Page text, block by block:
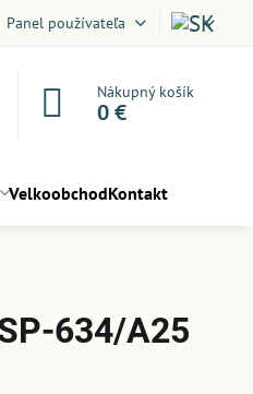
Panel používateľa
Nákupný košík
0 €
VelkoobchodKontakt
634/A25